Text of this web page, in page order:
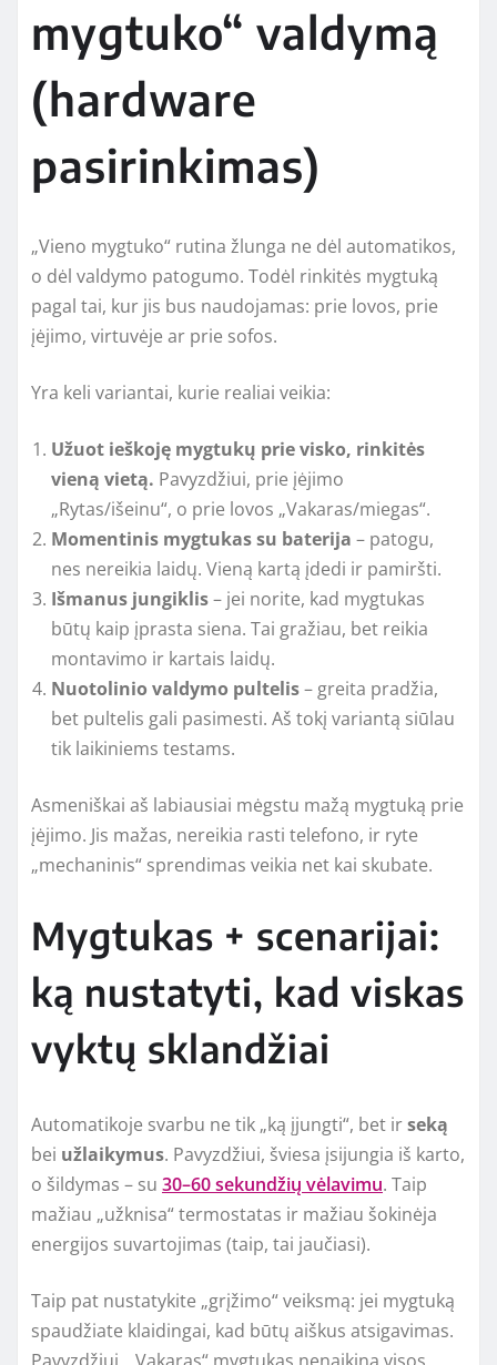
mygtuko“ valdymą
(hardware
pasirinkimas)
„Vieno mygtuko“ rutina žlunga ne dėl automatikos,
o dėl valdymo patogumo. Todėl rinkitės mygtuką
pagal tai, kur jis bus naudojamas: prie lovos, prie
įėjimo, virtuvėje ar prie sofos.
Yra keli variantai, kurie realiai veikia:
Užuot ieškoję mygtukų prie visko, rinkitės
vieną vietą. Pavyzdžiui, prie įėjimo
„Rytas/išeinu“, o prie lovos „Vakaras/miegas“.
Momentinis mygtukas su baterija – patogu,
nes nereikia laidų. Vieną kartą įdedi ir pamiršti.
Išmanus jungiklis– jei norite, kad mygtukas
būtų kaip įprasta siena. Tai gražiau, bet reikia
montavimo ir kartais laidų.
Nuotolinio valdymo pultelis– greita pradžia,
bet pultelis gali pasimesti. Aš tokį variantą siūlau
tik laikiniems testams.
Asmeniškai aš labiausiai mėgstu mažą mygtuką prie
įėjimo. Jis mažas, nereikia rasti telefono, ir ryte
„mechaninis“ sprendimas veikia net kai skubate.
Mygtukas + scenarijai:
ką nustatyti, kad viskas
vyktų sklandžiai
Automatikoje svarbu ne tik „ką įjungti“, bet irseką
bei užlaikymus. Pavyzdžiui, šviesa įsijungia iš karto,
o šildymas – su 30–60 sekundžių vėlavimu. Taip
mažiau „užknisa“ termostatas ir mažiau šokinėja
energijos suvartojimas (taip, tai jaučiasi).
Taip pat nustatykite „grįžimo“ veiksmą: jei mygtuką
spaudžiate klaidingai, kad būtų aiškus atsigavimas.